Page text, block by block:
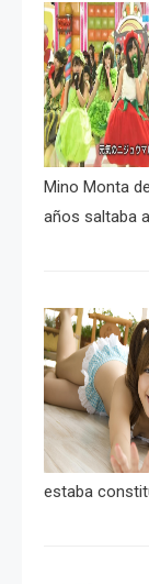
Mino Monta
años saltaba
estaba